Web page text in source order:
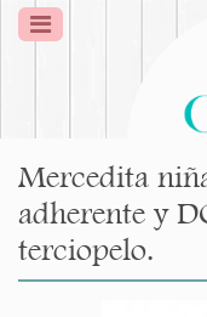
Mercedita
adherente y
terciopelo.